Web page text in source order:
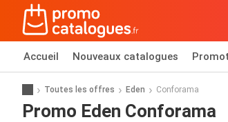
Accueil Nouveaux catalogues
Toutes les offres Eden Conforama
Promo Eden Conforama